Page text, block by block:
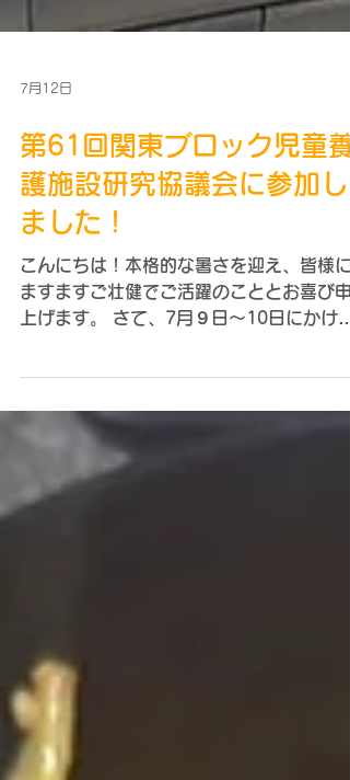
7月12日
第61回関東ブロック児童養
護施設研究協議会に参加し
ました！
こんにちは！本格的な暑さを迎え、皆様に
会が茨城県で開催されました。実はＨ26年
の50回目の大会ぶりの茨城での開催とな
り、茨城県児童養護施設協議会の会長を務
ている当施設長の開会宣言で当日は始まり
は、セッション１（全国児童養護施設を語
合う）・セッション２（関東ブロック児童
護施設協議会を語り合う）・セッション
3（茨城県児童養護施設協議会の現状、課
題、在り方について語り合う）がテーマ。